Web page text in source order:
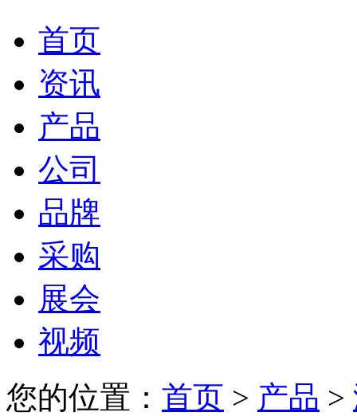
首页
资讯
产品
公司
品牌
采购
展会
视频
您的位置： 首页 > 产品 >